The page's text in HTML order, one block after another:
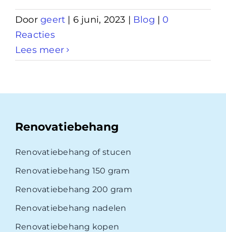
Doorgeert | 6 juni, 2023 | Blog | 0
Reacties
Lees meer
Renovatiebehang
Renovatiebehang of stucen
Renovatiebehang 150 gram
Renovatiebehang 200 gram
Renovatiebehang nadelen
Renovatiebehang kopen